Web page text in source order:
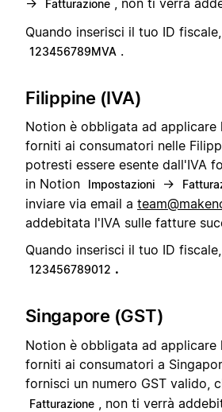
→
Fatturazione , non ti verrà
Quando inserisci il tuo ID
123456789MVA .
Filippine (IVA)
Notion è obbligata ad
forniti ai consumatori nelle
potresti essere esente dall'IVA
in Notion
Impostazioni →
inviare via email a
addebitata l'IVA sulle fatture
Quando inserisci il tuo ID
123456789012 .
Singapore (GST)
Notion è obbligata ad applicare
forniti ai consumatori a
fornisci un numero GST valido,
Fatturazione
, non ti verrà